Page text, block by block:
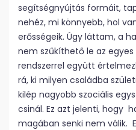
segítségnyújtás formáit,
nehéz, mi könnyebb, hol
erősségeik. Úgy láttam, a
nem szűkíthető le az
rendszerrel együtt
rá, ki milyen családba
kilép nagyobb szociális
csinál. Ez azt jelenti, hogy
magában senki nem válik.